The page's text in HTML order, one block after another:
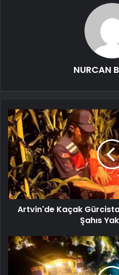
NURCAN
Artvin'de Kaçak
Şahıs